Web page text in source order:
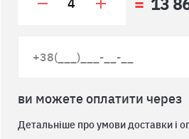
ви можете оплатити через
Детальніше про умови доставки і